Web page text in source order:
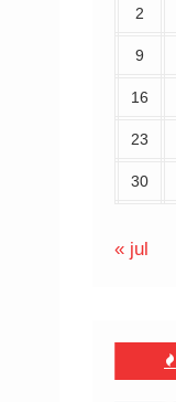
2
9
16
23
30
« jul